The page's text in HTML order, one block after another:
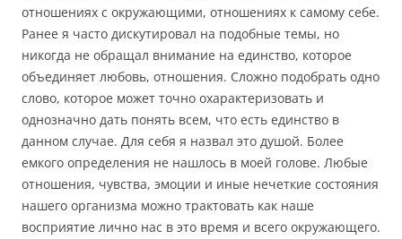
отношениях с окружающими, отношениях к самому себе.
Ранее я часто дискутировал на подобные темы, но
никогда не обращал внимание на единство, которое
объединяет любовь, отношения. Сложно подобрать одно
слово, которое может точно охарактеризовать и
однозначно дать понять всем, что есть единство в
данном случае. Для себя я назвал это душой. Более
емкого определения не нашлось в моей голове. Любые
отношения, чувства, эмоции и иные нечеткие состояния
нашего организма можно трактовать как наше
восприятие лично нас в это время и всего окружающего.